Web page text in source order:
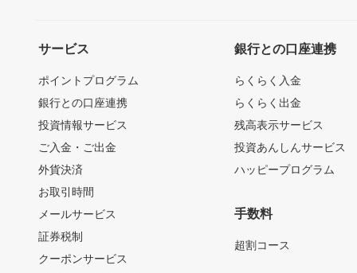
サービス
ポイントプログラム
銀行との口座連携
投資情報サービス
ご入金・ご出金
外貨決済
お取引時間
メールサービス
証券税制
クーポンサービス
銀行との口座連携
らくらく入金
らくらく出金
残高表示サービス
投資あんしんサービス
ハッピープログラム
手数料
超割コース